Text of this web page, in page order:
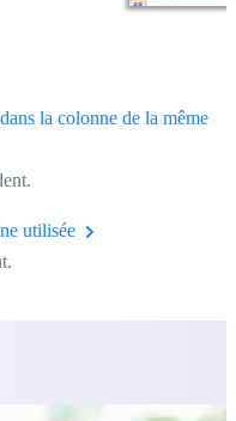
la colonne de la même
utilisée